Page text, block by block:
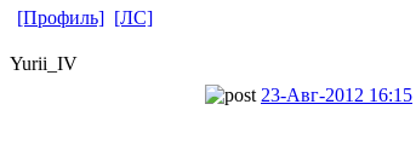
[Профиль] [ЛС]
Yurii_IV
23-Авг-2012 16:15